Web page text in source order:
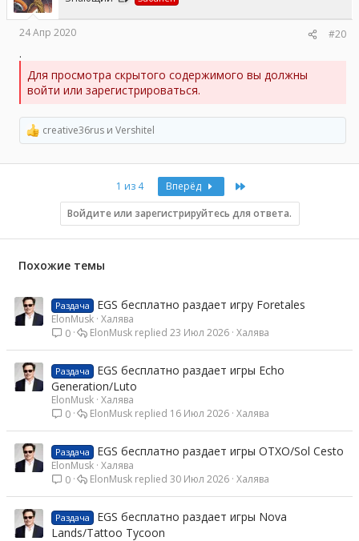
:
24 Апр 2020 #20
.
Для просмотра скрытого содержимого вы должны
войти или зарегистрироваться.
Р
е
а
creative36rus и Vershitel
1 из 4 Вперёд
Войдите или зарегистрируйтесь для ответа.
Похожие темы
Раздача EGS бесплатно раздает игру Foretales
ElonMusk Халява
0
Халява
23 Июл 2026
ElonMusk
Раздача
EGS бесплатно раздает игры Echo
Generation/Luto
ElonMusk Халява
0
Халява
16 Июл 2026
ElonMusk
Раздача EGS бесплатно раздает игры OTXO/Sol Cesto
ElonMusk Халява
0
Халява
30 Июл 2026
ElonMusk
Раздача
EGS бесплатно раздает игры Nova
Lands/Tattoo Tycoon